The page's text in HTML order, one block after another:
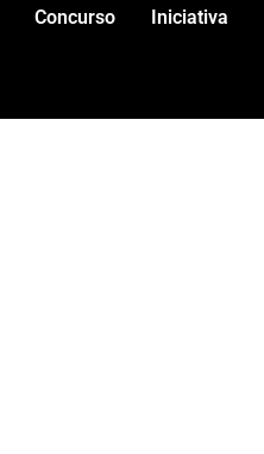
Concurso Iniciativa